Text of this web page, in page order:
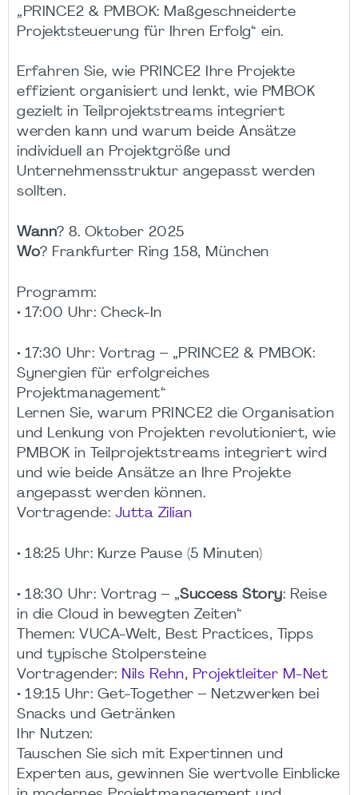
„PRINCE2 & PMBOK: Maßgeschneiderte
Projektsteuerung für Ihren Erfolg“ ein.
Erfahren Sie, wie PRINCE2 Ihre Projekte
effizient organisiert und lenkt, wie PMBOK
gezielt in Teilprojektstreams integriert
werden kann und warum beide Ansätze
individuell an Projektgröße und
Unternehmensstruktur angepasst werden
sollten.
Wann? 8. Oktober 2025
Wo? Frankfurter Ring 158, München
Programm:
• 17:00 Uhr: Check-In
• 17:30 Uhr: Vortrag – „PRINCE2 & PMBOK:
Synergien für erfolgreiches
Projektmanagement“
Lernen Sie, warum PRINCE2 die Organisation
und Lenkung von Projekten revolutioniert, wie
PMBOK in Teilprojektstreams integriert wird
und wie beide Ansätze an Ihre Projekte
angepasst werden können.
Vortragende: Jutta Zilian
• 18:25 Uhr: Kurze Pause (5 Minuten)
• 18:30 Uhr: Vortrag – „Success Story: Reise
in die Cloud in bewegten Zeiten“
Themen: VUCA-Welt, Best Practices, Tipps
und typische Stolpersteine
Vortragender: Nils Rehn, Projektleiter M-Net
• 19:15 Uhr: Get-Together – Netzwerken bei
Snacks und Getränken
Ihr Nutzen:
Tauschen Sie sich mit Expertinnen und
Experten aus, gewinnen Sie wertvolle Einblicke